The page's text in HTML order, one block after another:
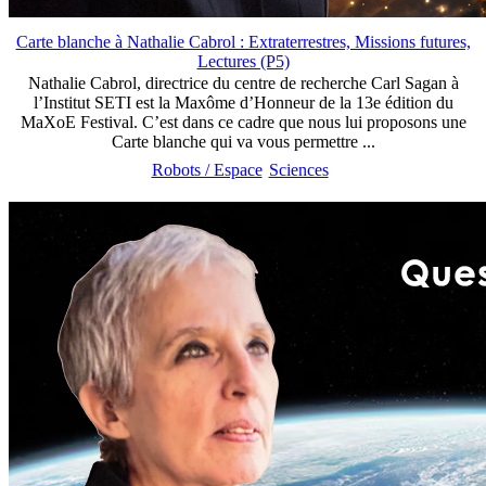
Carte blanche à Nathalie Cabrol : Extraterrestres, Missions futures,
Lectures (P5)
Nathalie Cabrol, directrice du centre de recherche Carl Sagan à
l’Institut SETI est la Maxôme d’Honneur de la 13e édition du
MaXoE Festival. C’est dans ce cadre que nous lui proposons une
Carte blanche qui va vous permettre ...
Robots / Espace Sciences